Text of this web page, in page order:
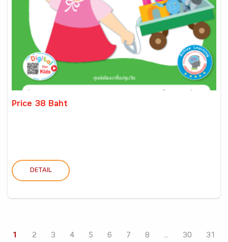
Price 38 Baht
DETAIL
1 2 3 4 5 6 7 8 ... 30 31